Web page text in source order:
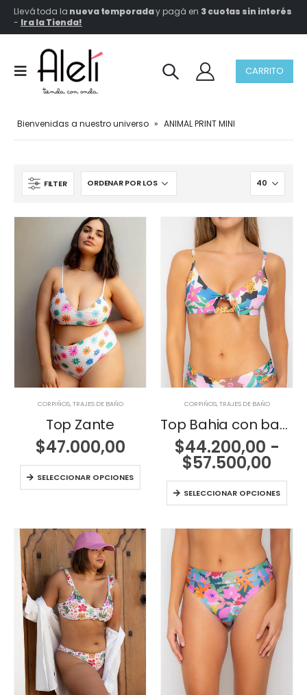
Llevá toda la nueva temporaday pagá en 3 cuotas sin interés
- Ir a la Tienda!
CARRITO
Bienvenidas a nuestro universo » ANIMAL PRINT MINI
FILTER
CORPIÑOS,TRAJES DE BAÑO
Top Zante
$47.000,00
SELECCIONAR OPCIONES
CORPIÑOS,TRAJES DE BAÑO
Top Bahia con base y moño
$44.200,00 -
$57.500,00
de
SELECCIONAR OPCIONES